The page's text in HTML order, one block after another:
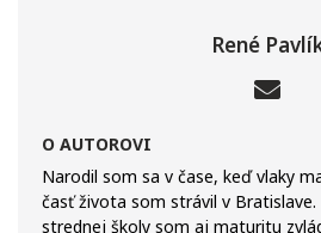
René
O AUTOROVI
Narodil som sa v čase, keď vlaky
časť života som strávil v
strednej školy som aj maturitu